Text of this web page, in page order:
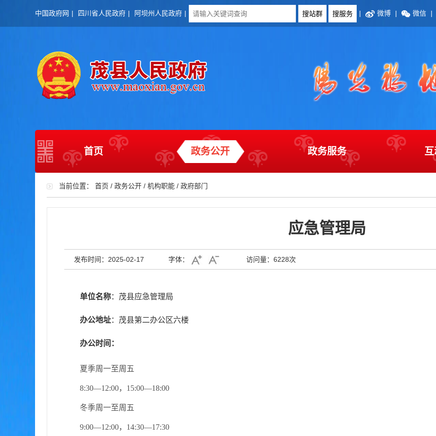
中国政府网 | 四川省人民政府 | 阿坝州人民政府 | | 微博 | 微信 |
首页 政务公开 政务服务
当前位置： 首页 / 政务公开 / 机构职能 / 政府部门
应急管理局
发布时间：2025-02-17 字体： 访问量： 6228次
单位名称：茂县应急管理局
办公地址：茂县第二办公区六楼
办公时间：
夏季周一至周五
8:30—12:00，15:00—18:00
冬季周一至周五
9:00—12:00，14:30—17:30